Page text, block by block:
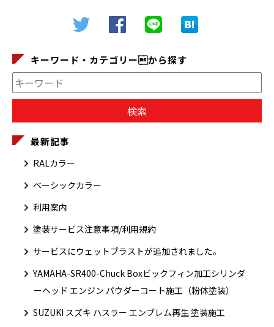
キーワード・カテゴリーから探す
最新記事
RALカラー
ベーシックカラー
利用案内
塗装サービス注意事項/利用規約
サービスにウェットブラストが追加されました。
YAMAHA-SR400-Chuck Boxビックフィン加工シリンダ
ーヘッド エンジン パウダーコート施工（粉体塗装）
SUZUKI スズキ ハスラー エンブレム再生 塗装施工